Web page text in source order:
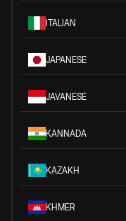
ITALIAN
JAPANESE
JAVANESE
KANNADA
KAZAKH
KHMER